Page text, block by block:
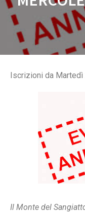
Iscrizioni da Martedì
Il Monte del